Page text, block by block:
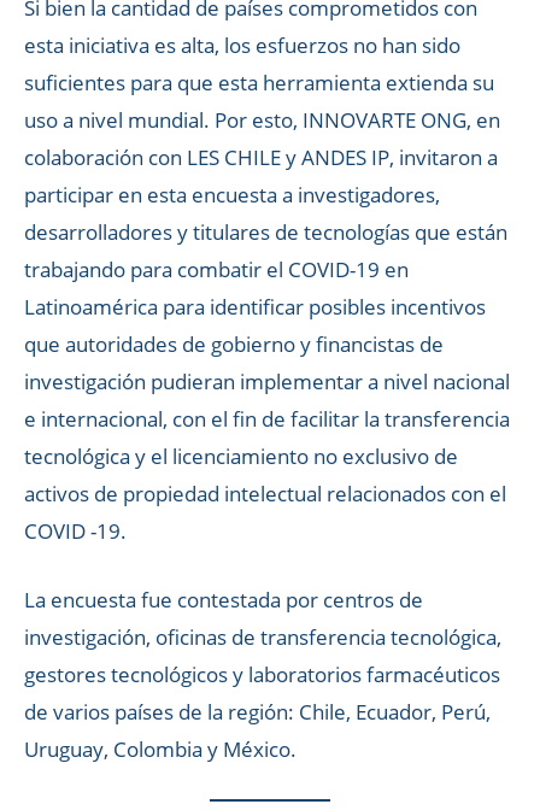
Si bien la cantidad de países comprometidos con
esta iniciativa es alta, los esfuerzos no han sido
suficientes para que esta herramienta extienda su
uso a nivel mundial. Por esto, INNOVARTE ONG, en
colaboración con LES CHILE y ANDES IP, invitaron a
participar en esta encuesta a investigadores,
desarrolladores y titulares de tecnologías que están
trabajando para combatir el COVID-19 en
Latinoamérica para identificar posibles incentivos
que autoridades de gobierno y financistas de
investigación pudieran implementar a nivel nacional
e internacional, con el fin de facilitar la transferencia
tecnológica y el licenciamiento no exclusivo de
activos de propiedad intelectual relacionados con el
COVID -19.
La encuesta fue contestada por centros de
investigación, oficinas de transferencia tecnológica,
gestores tecnológicos y laboratorios farmacéuticos
de varios países de la región: Chile, Ecuador, Perú,
Uruguay, Colombia y México.